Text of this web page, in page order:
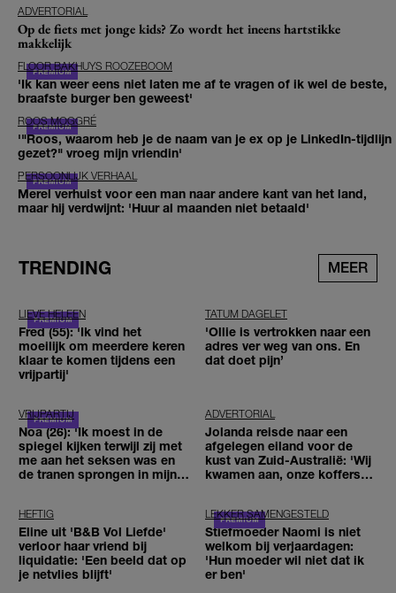
ADVERTORIAL
Op de fiets met jonge kids? Zo wordt het ineens hartstikke
makkelijk
FLOOR BAKHUYS ROOZEBOOM
'Ik kan weer eens niet laten me af te vragen of ik wel de beste,
braafste burger ben geweest'
ROOS MOGGRÉ
'"Roos, waarom heb je de naam van je ex op je LinkedIn-tijdlijn
gezet?" vroeg mijn vriendin'
PERSOONLIJK VERHAAL
Merel verhuist voor een man naar andere kant van het land,
maar hij verdwijnt: 'Huur al maanden niet betaald'
TRENDING MEER
LIEVE HELEEN
Fred (55): 'Ik vind het
moeilijk om meerdere keren
klaar te komen tijdens een
vrijpartij'
TATUM DAGELET
'Ollie is vertrokken naar een
adres ver weg van ons. En
dat doet pijn’
VRIJPARTIJ
Noa (26): 'Ik moest in de
spiegel kijken terwijl zij met
me aan het seksen was en
de tranen sprongen in mijn
ADVERTORIAL
Jolanda reisde naar een
afgelegen eiland voor de
kust van Zuid-Australië: 'Wij
kwamen aan, onze koffers
HEFTIG
Eline uit 'B&B Vol Liefde'
verloor haar vriend bij
liquidatie: 'Een beeld dat op
je netvlies blijft'
LEKKER SAMENGESTELD
Stiefmoeder Naomi is niet
welkom bij verjaardagen:
'Hun moeder wil niet dat ik
er ben'